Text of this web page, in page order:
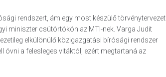
rendszert, ám egy most készülő törvénytervezet
miniszter csütörtökön az MTI-nek. Varga Judit
elkülönülő közigazgatási bírósági rendszer
a felesleges vitáktól, ezért megtartaná az